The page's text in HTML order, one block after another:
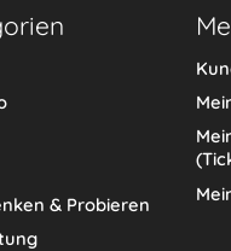
& Probieren